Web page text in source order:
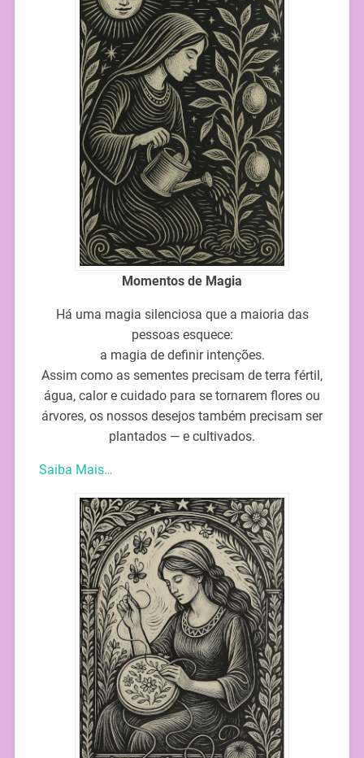
Momentos de Magia
Há uma magia silenciosa que a maioria das
pessoas esquece:
a magia de definir intenções.
Assim como as sementes precisam de terra fértil,
água, calor e cuidado para se tornarem flores ou
árvores, os nossos desejos também precisam ser
plantados — e cultivados.
Saiba Mais…